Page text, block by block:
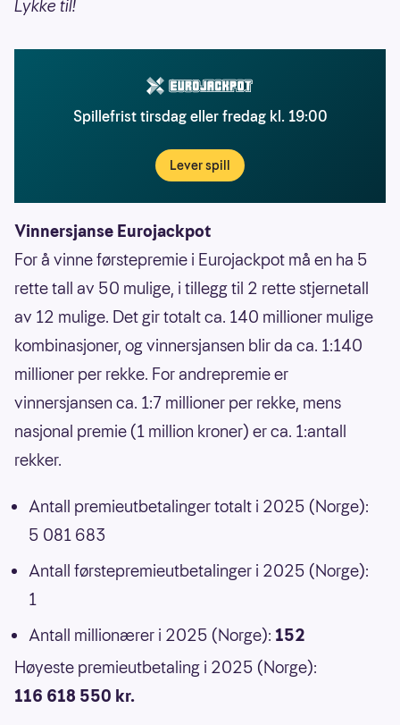
Lykke til!
Spillefrist tirsdag eller fredag kl. 19:00
Lever spill
Vinnersjanse Eurojackpot
For å vinne førstepremie i Eurojackpot må en ha 5
rette tall av 50 mulige, i tillegg til 2 rette stjernetall
av 12 mulige. Det gir totalt ca. 140 millioner mulige
kombinasjoner, og vinnersjansen blir da ca. 1:140
millioner per rekke. For andrepremie er
vinnersjansen ca. 1:7 millioner per rekke, mens
nasjonal premie (1 million kroner) er ca. 1:antall
rekker.
Antall premieutbetalinger totalt i 2025 (Norge):
5 081 683
Antall førstepremieutbetalinger i 2025 (Norge):
1
Antall millionærer i 2025 (Norge): 152
Høyeste premieutbetaling i 2025 (Norge):
116 618 550 kr.